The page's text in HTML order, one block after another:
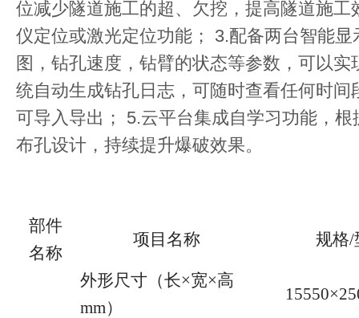
位减少隧道施工的超、欠挖，提高隧道施工
仪定位或激光定位功能； 3.配备两台智能
图，钻孔速度，钻臂的状态等参数，可以实
统自动生成钻孔日志，可随时查看任何时间
可导入导出； 5.云平台集成自学习功能，
布孔设计，持续提升爆破效果。
部件
名称
项目名称 规格/
外形尺寸（长×宽×高
mm）